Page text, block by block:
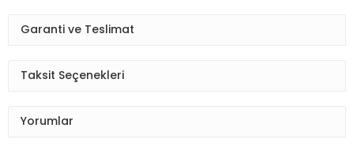
Garanti ve Teslimat
Taksit Seçenekleri
Yorumlar